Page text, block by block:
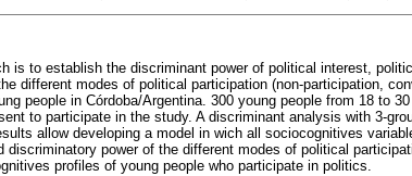
is to establish the discriminant power of political interest,
different modes of political participation (non-participation,
people in Córdoba/Argentina. 300 young people from 18 to
to participate in the study. A discriminant analysis with 3-
allow developing a model in wich all sociocognitives
discriminatory power of the different modes of political
profiles of young people who participate in politics.